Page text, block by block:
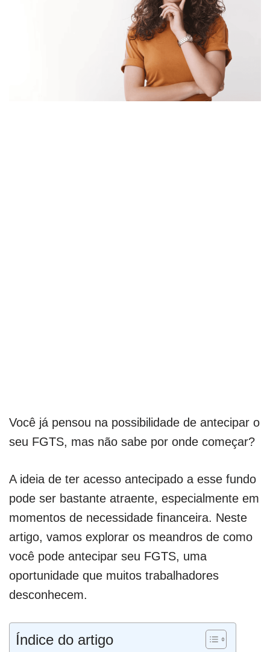
Você já pensou na possibilidade de antecipar o
seu FGTS, mas não sabe por onde começar?
A ideia de ter acesso antecipado a esse fundo
pode ser bastante atraente, especialmente em
momentos de necessidade financeira. Neste
artigo, vamos explorar os meandros de como
você pode antecipar seu FGTS, uma
oportunidade que muitos trabalhadores
desconhecem.
Índice do artigo